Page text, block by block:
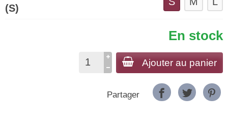
(S)
En stock
Ajouter au panier
Partager